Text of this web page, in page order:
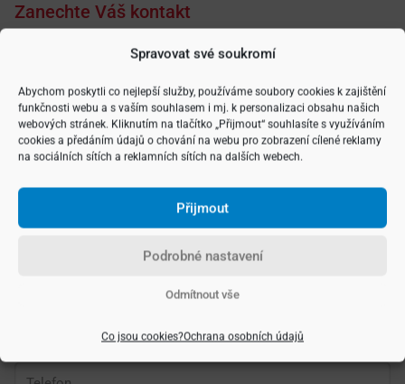
Spravovat své soukromí
Abychom poskytli co nejlepší služby, používáme soubory cookies k zajištění
funkčnosti webu a s vaším souhlasem i mj. k personalizaci obsahu našich
webových stránek. Kliknutím na tlačítko „Přijmout“ souhlasíte s využíváním
cookies a předáním údajů o chování na webu pro zobrazení cílené reklamy
na sociálních sítích a reklamních sítích na dalších webech.
Přijmout
Odmítnout vše
Podrobné nastavení
Co jsou cookies?Ochrana osobních údajů
Zanechte Váš kontakt